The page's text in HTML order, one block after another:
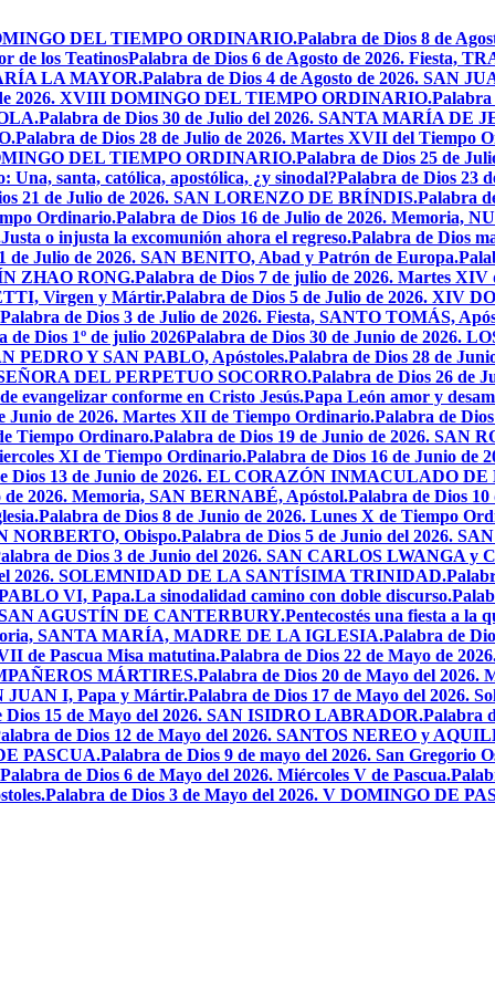
DEL TIEMPO ORDINARIO.Palabra de Dios 8 de
de los TeatinosPalabra de Dios 6 de Agosto de 2026. Fiesta,
LA MAYOR.Palabra de Dios 4 de Agosto de 2026. SAN
2026. XVIII DOMINGO DEL TIEMPO ORDINARIO.Palabra
Palabra de Dios 30 de Julio del 2026. SANTA MARÍA DE
Palabra de Dios 28 de Julio de 2026. Martes XVII del Tiempo
DEL TIEMPO ORDINARIO.Palabra de Dios 25 de
Una, santa, católica, apostólica, ¿y sinodal?Palabra de Dios 23
21 de Julio de 2026. SAN LORENZO DE BRÍNDIS.Palabra
Ordinario.Palabra de Dios 16 de Julio de 2026. Memoria,
Justa o injusta la excomunión ahora el regreso.Palabra de Dios
de Julio de 2026. SAN BENITO, Abad y Patrón de Europa.
ZHAO RONG.Palabra de Dios 7 de julio de 2026. Martes
Virgen y Mártir.Palabra de Dios 5 de Julio de 2026. XIV
Palabra de Dios 3 de Julio de 2026. Fiesta, SANTO TOMÁS,
de Dios 1º de julio 2026Palabra de Dios 30 de Junio de 2026.
PEDRO Y SAN PABLO, Apóstoles.Palabra de Dios 28 de
DEL PERPETUO SOCORRO.Palabra de Dios 26 de
evangelizar conforme en Cristo Jesús.Papa León amor y
Junio de 2026. Martes XII de Tiempo Ordinario.Palabra de
Tiempo Ordinaro.Palabra de Dios 19 de Junio de 2026. SAN
XI de Tiempo Ordinario.Palabra de Dios 16 de Junio de
Dios 13 de Junio de 2026. EL CORAZÓN INMACULADO
de 2026. Memoria, SAN BERNABÉ, Apóstol.Palabra de Dios
Palabra de Dios 8 de Junio de 2026. Lunes X de Tiempo
NORBERTO, Obispo.Palabra de Dios 5 de Junio del 2026.
de Dios 3 de Junio del 2026. SAN CARLOS LWANGA y
2026. SOLEMNIDAD DE LA SANTÍSIMA TRINIDAD.
VI, Papa.La sinodalidad camino con doble discurso.
SAN AGUSTÍN DE CANTERBURY.Pentecostés una fiesta a la
SANTA MARÍA, MADRE DE LA IGLESIA.Palabra de
de Pascua Misa matutina.Palabra de Dios 22 de Mayo de
MÁRTIRES.Palabra de Dios 20 de Mayo del 2026.
JUAN I, Papa y Mártir.Palabra de Dios 17 de Mayo del 2026.
Dios 15 de Mayo del 2026. SAN ISIDRO LABRADOR.Palabra
de Dios 12 de Mayo del 2026. SANTOS NEREO y
PASCUA.Palabra de Dios 9 de mayo del 2026. San Gregorio
Palabra de Dios 6 de Mayo del 2026. Miércoles V de Pascua.
Palabra de Dios 3 de Mayo del 2026. V DOMINGO DE